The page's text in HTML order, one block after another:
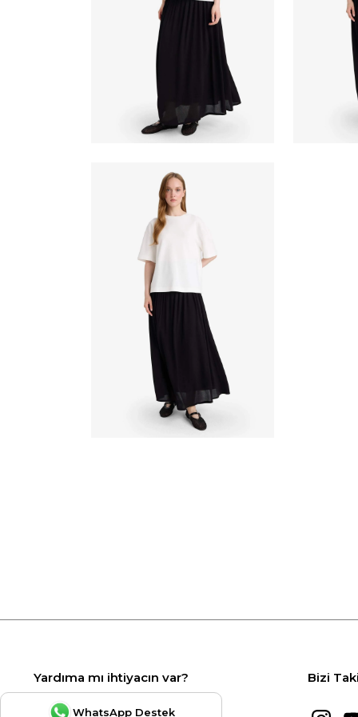
Yardıma mı ihtiyacın var?
WhatsApp Destek
Bizi